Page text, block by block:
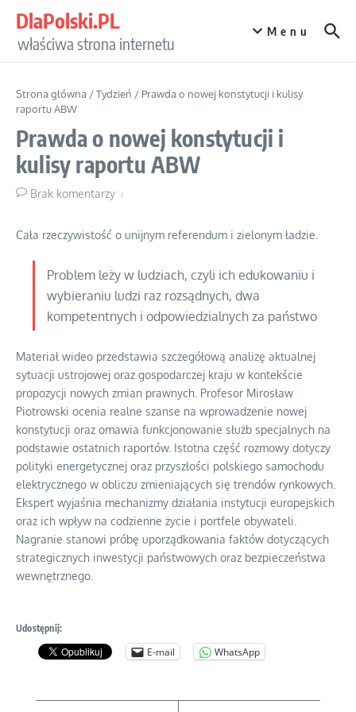
DlaPolski.PL
właściwa strona internetu
Menu
Strona główna /Tydzień / Prawda o nowej konstytucji i kulisy
raportu ABW
Prawda o nowej konstytucji i
kulisy raportu ABW
Brak komentarzy
Cała rzeczywistość o unijnym referendum i zielonym ładzie.
Problem leży w ludziach, czyli ich edukowaniu i
wybieraniu ludzi raz rozsądnych, dwa
kompetentnych i odpowiedzialnych za państwo
Materiał wideo przedstawia szczegółową analizę aktualnej
sytuacji ustrojowej oraz gospodarczej kraju w kontekście
propozycji nowych zmian prawnych. Profesor Mirosław
Piotrowski ocenia realne szanse na wprowadzenie nowej
konstytucji oraz omawia funkcjonowanie służb specjalnych na
podstawie ostatnich raportów. Istotna część rozmowy dotyczy
polityki energetycznej oraz przyszłości polskiego samochodu
elektrycznego w obliczu zmieniających się trendów rynkowych.
Ekspert wyjaśnia mechanizmy działania instytucji europejskich
oraz ich wpływ na codzienne życie i portfele obywateli.
Nagranie stanowi próbę uporządkowania faktów dotyczących
strategicznych inwestycji państwowych oraz bezpieczeństwa
wewnętrznego.
Udostępnij:
E-mail WhatsApp